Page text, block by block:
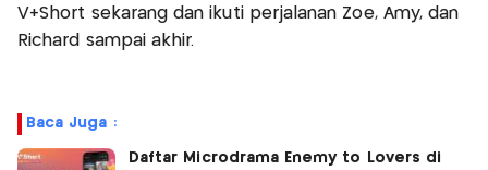
V+Short sekarang dan ikuti perjalanan Zoe, Amy, dan
Richard sampai akhir.
Baca Juga :
Daftar Microdrama Enemy to Lovers di